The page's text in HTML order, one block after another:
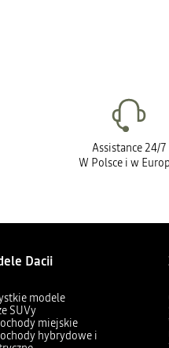
Assistance 24/7
W Polsce i w
Dacii
modele
SUVy
miejskie
hybrydowe i